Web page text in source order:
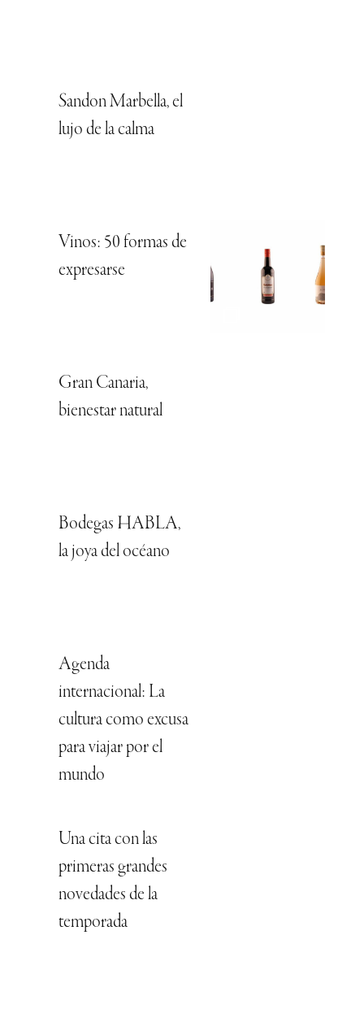
Sandon Marbella, el
lujo de la calma
Vinos: 50 formas de
expresarse
Gran Canaria,
bienestar natural
Bodegas HABLA,
la joya del océano
Agenda
internacional: La
cultura como excusa
para viajar por el
mundo
Una cita con las
primeras grandes
novedades de la
temporada